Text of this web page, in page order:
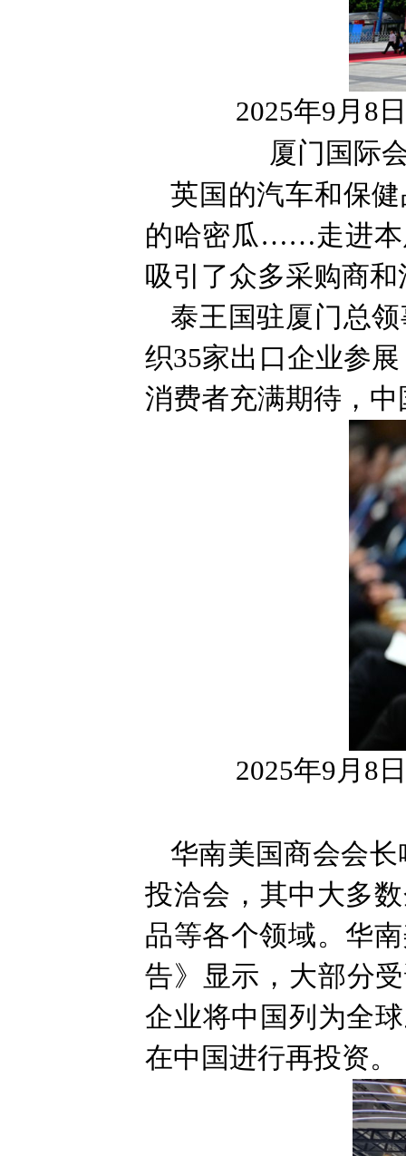
2025年9月8日
厦门国际
英国的汽车和保
的哈密瓜……走进本
吸引了众多采购商
泰王国驻厦门总
织35家出口企业参
消费者充满期待，
2025年9月8日
华南美国商会会
投洽会，其中大多
品等各个领域。华
告》显示，大部分
企业将中国列为全
在中国进行再投资。